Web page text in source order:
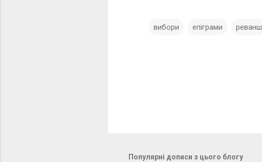
вибори епіграми реванш
р
Популярні дописи з цього блогу